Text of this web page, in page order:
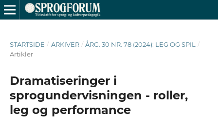
STARTSIDE / ARKIVER / ÅRG. 30 NR. 78 (2024): LEG OG SPIL
/
Artikler
Dramatiseringer i
sprogundervisningen - roller,
leg og performance